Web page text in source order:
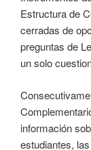
Estructura de
cerradas de
preguntas de
un solo
información
estudiantes,